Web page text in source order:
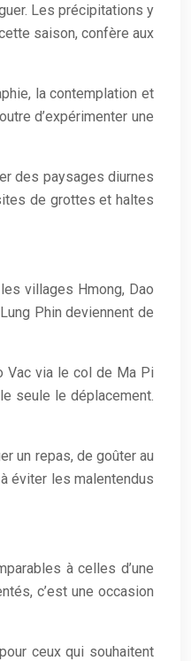
Les précipitations y
saison, confère aux
la contemplation et
d’expérimenter une
des paysages diurnes
de grottes et haltes
villages Hmong, Dao
Phin deviennent de
Vac via le col de Ma Pi
seule le déplacement.
un repas, de goûter au
éviter les malentendus
à celles d’une
c’est une occasion
ceux qui souhaitent